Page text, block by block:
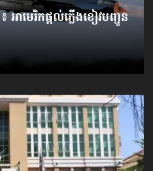
អាមេរិកផ្ដល់ភ្លើងខៀវបញ្ជូន